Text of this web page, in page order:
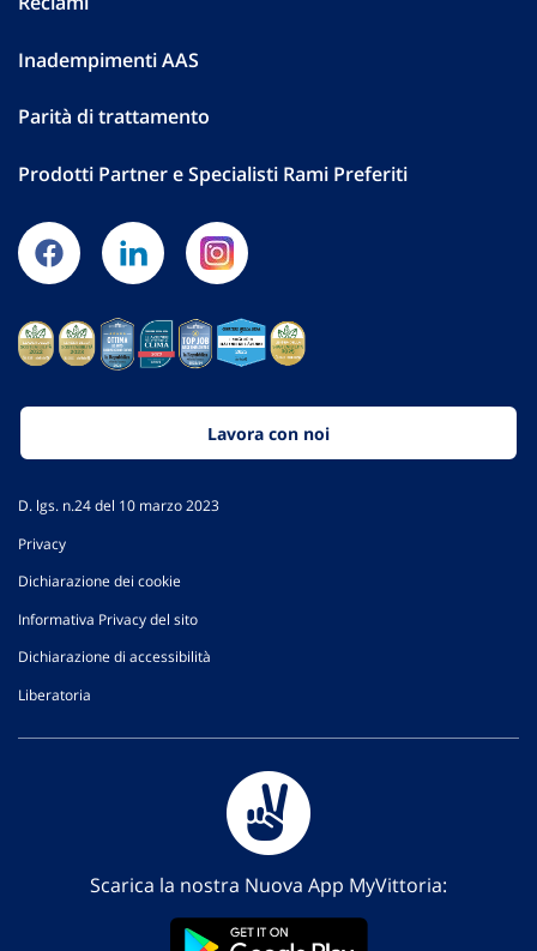
Inadempimenti AAS
Parità di trattamento
Prodotti Partner e Specialisti Rami Preferiti
Lavora con noi
D. lgs. n.24 del 10 marzo 2023
Privacy
Dichiarazione dei cookie
Informativa Privacy del sito
Dichiarazione di accessibilità
Liberatoria
Scarica la nostra Nuova App MyVittoria: